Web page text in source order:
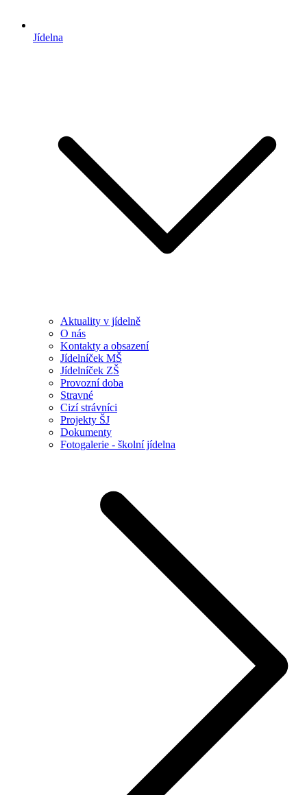
Jídelna
Aktuality v jídelně
O nás
Kontakty a obsazení
Jídelníček MŠ
Jídelníček ZŠ
Provozní doba
Stravné
Cizí strávníci
Projekty ŠJ
Dokumenty
Fotogalerie - školní jídelna